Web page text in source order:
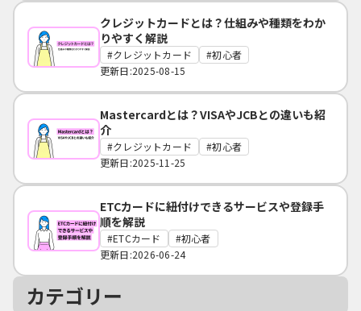
クレジットカードとは？仕組みや種類をわか
りやすく解説
クレジットカード
初心者
更新日:2025-08-15
Mastercardとは？VISAやJCBとの違いも紹
介
クレジットカード
初心者
更新日:2025-11-25
ETCカードに紐付けできるサービスや登録手
順を解説
ETCカード
初心者
更新日:2026-06-24
カテゴリー